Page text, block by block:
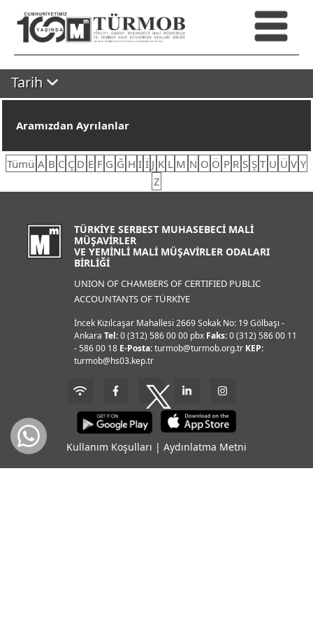
Tarih
Aramızdan Ayrılanlar
Tümü A B C Ç D E F G Ğ H I İ J K L M N O Ö P R S Ş T U Ü V Y
Z
TÜRKİYE SERBEST MUHASEBECİ MALİ
MÜŞAVİRLER
VE YEMİNLİ MALİ MÜŞAVİRLER ODALARI
BİRLİĞİ
UNION OF CHAMBERS OF CERTIFIED PUBLIC
ACCOUNTANTS OF TÜRKİYE
İncek Kızılcaşar Mahallesi 2669 Sokak No: 19 Gölbaşı -
AnkaraTel:0 (312) 586 00 00 pbx Faks:0 (312) 586 00 11
- 586 00 18 E-Posta:turmob@turmob.org.tr KEP:
turmob@hs03.kep.tr
Kullanım Koşulları | Aydınlatma Metni